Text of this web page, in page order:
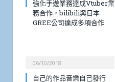
強化手遊業務達成Vtuber業
務合作，bilibili與日本
GREE公司達成多項合作
06/10/2018
自己的作品音樂自己發行